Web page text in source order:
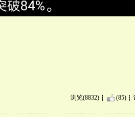
浏览(8832) (85)